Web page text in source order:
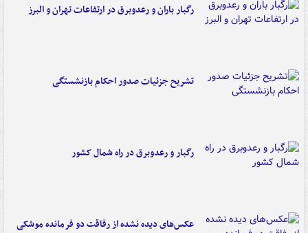
رگبار باران و رعدوبرق در ارتفاعات تهران و البرز
تشریح جزئیات صدور احکام بازنشستگی
رگبار و رعدوبرق در راه شمال کشور
عکس‌های دیده نشده از رفاقت دو فرمانده‌ موشکی